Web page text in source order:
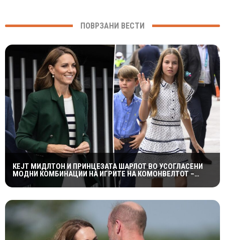
ПОВРЗАНИ ВЕСТИ
КЕЈТ МИДЛТОН И ПРИНЦЕЗАТА ШАРЛОТ ВО УСОГЛАСЕНИ
МОДНИ КОМБИНАЦИИ НА ИГРИТЕ НА КОМОНВЕЛТОТ –
КРАЛСКОТО СЕМЕЈСТВО ГО ПРИВЛЕЧЕ ЦЕЛОТО ВНИМАНИЕ